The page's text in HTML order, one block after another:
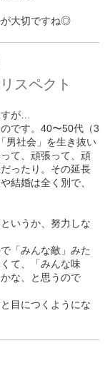
が大切ですね◎
スペクト
が…
です。40〜50代（3
男社会」を生き抜い
て、頑張って、頑
ったり。その延長
結婚は全く別で、
いうか、努力しな
「みんな敵」みた
て、「みんな味
な、と思うので
目につくようにな